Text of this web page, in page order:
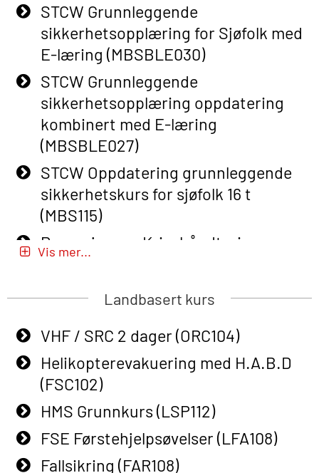
Basic Safety Training – Refresher
Course (English) with E-learning
(OBSBLE048)
Basic Safety Training – Refresher
Course (English) (OBS1063)
Basic Safety Training – Refresher
Course (English) for emergency
response personnel with Adaptive E-
learning (OBSBLE050)
Helikopterevakuering inkl pustelunge
med adaptive e-læring (OSEBLE018)
Airpocket with E-learning (English)
Additional Basic Safety Training for
the Norwegian Sector (OBS117)
Grunnleggende Sikkerhetskurs –
Rep. for helikoptermannskap inkl.
HABD (FSC122)
Påbygging fra Offshore Norge til
STCW Grunnleggende
sikkerhetsopplæring for Sjøfolk med
E-læring (MBSBLE030)
STCW Grunnleggende
sikkerhetsopplæring oppdatering
kombinert med E-læring
(MBSBLE027)
STCW Oppdatering grunnleggende
sikkerhetskurs for sjøfolk 16 t
(MBS115)
Passasjer- og Krisehåndtering
Passasjer- og Krisehåndtering
STCW Grunnleggende
sikkerhetsopplæring for fiskere
(MBSBLE031)
STCW Grunnleggende
sikkerhetsopplæring for fiskere
oppdatering (MBSBLE032)
Vis mer...
Landbasert kurs
VHF / SRC 2 dager (ORC104)
Helikopterevakuering med H.A.B.D
(FSC102)
HMS Grunnkurs (LSP112)
FSE Førstehjelpsøvelser (LFA108)
Fallsikring (FAR108)